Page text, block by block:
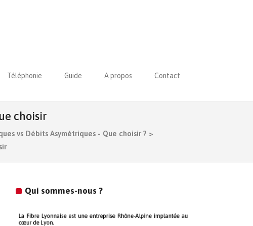
Téléphonie Guide A propos Contact
choisir
vs Débits Asymétriques - Que choisir ? >
Qui sommes-nous ?